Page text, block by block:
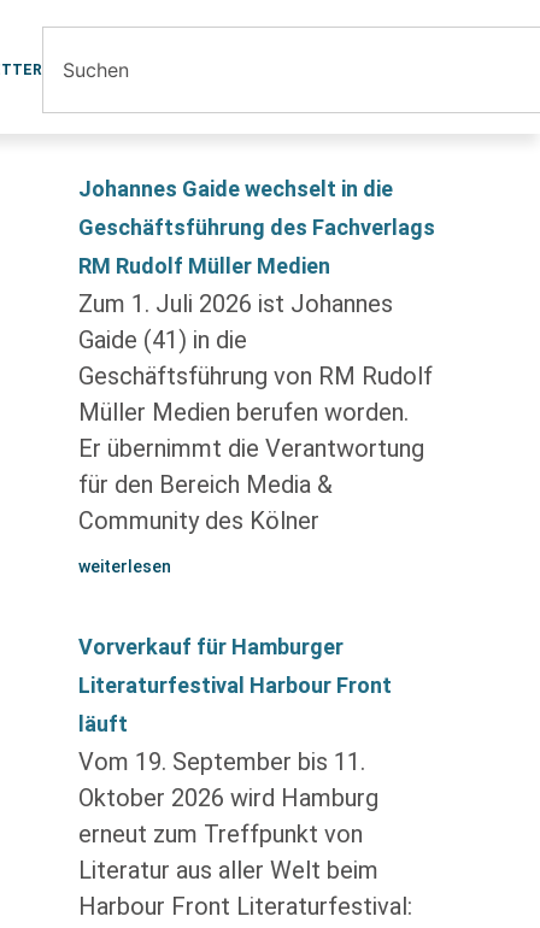
Johannes Gaide wechselt in die
Geschäftsführung des Fachverlags
RM Rudolf Müller Medien
Zum 1. Juli 2026 ist Johannes
Gaide (41) in die
Geschäftsführung von RM Rudolf
Müller Medien berufen worden.
Er übernimmt die Verantwortung
für den Bereich Media &
Community des Kölner
weiterlesen
Vorverkauf für Hamburger
Literaturfestival Harbour Front
läuft
Vom 19. September bis 11.
Oktober 2026 wird Hamburg
erneut zum Treffpunkt von
Literatur aus aller Welt beim
Harbour Front Literaturfestival: